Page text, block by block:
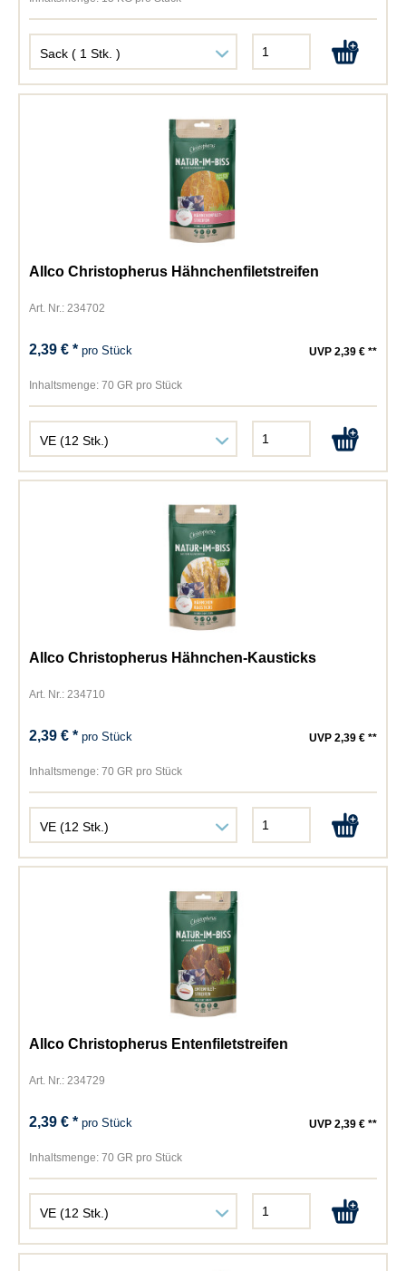
Allco Christopherus Hähnchenfiletstreifen
Art. Nr.: 234702
2,39 € *pro Stück UVP 2,39 € **
Inhaltsmenge: 70 GR pro Stück
Allco Christopherus Hähnchen-Kausticks
Art. Nr.: 234710
2,39 € *pro Stück UVP 2,39 € **
Inhaltsmenge: 70 GR pro Stück
Allco Christopherus Entenfiletstreifen
Art. Nr.: 234729
2,39 € *pro Stück UVP 2,39 € **
Inhaltsmenge: 70 GR pro Stück